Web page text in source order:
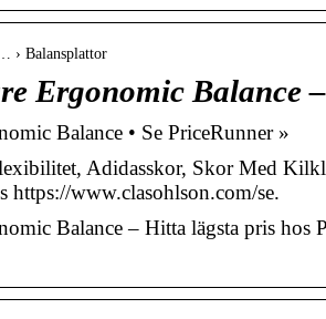
› Balansplattor
Ergonomic Balance
Balance • Se PriceRunner »
Adidasskor, Skor Med
https://www.clasohlson.com/se.
Balance – Hitta lägsta pris hos